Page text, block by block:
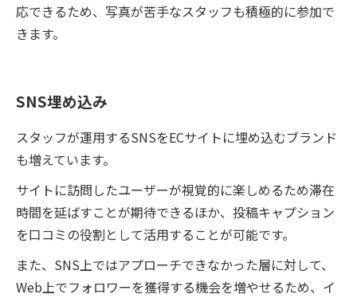
応できるため、写真が苦手なスタッフも積極的に参加で
きます。
SNS埋め込み
スタッフが運用するSNSをECサイトに埋め込むブランド
も増えています。
サイトに訪問したユーザーが視覚的に楽しめるため滞在
時間を延ばすことが期待できるほか、投稿キャプション
を口コミの役割として活用することが可能です。
また、SNS上ではアプローチできなかった層に対して、
Web上でフォロワーを獲得する機会を増やせるため、イ